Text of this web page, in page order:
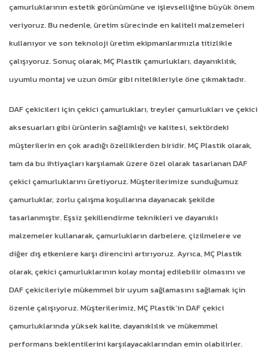
çamurluklarının estetik görünümüne ve işlevselliğine büyük önem
veriyoruz. Bu nedenle, üretim sürecinde en kaliteli malzemeleri
kullanıyor ve son teknoloji üretim ekipmanlarımızla titizlikle
çalışıyoruz. Sonuç olarak, MÇ Plastik çamurlukları, dayanıklılık,
uyumlu montaj ve uzun ömür gibi nitelikleriyle öne çıkmaktadır.
DAF çekicileri için çekici çamurlukları, treyler çamurlukları ve çekici
aksesuarları gibi ürünlerin sağlamlığı ve kalitesi, sektördeki
müşterilerin en çok aradığı özelliklerden biridir. MÇ Plastik olarak,
tam da bu ihtiyaçları karşılamak üzere özel olarak tasarlanan DAF
çekici çamurluklarını üretiyoruz. Müşterilerimize sunduğumuz
çamurluklar, zorlu çalışma koşullarına dayanacak şekilde
tasarlanmıştır. Eşsiz şekillendirme teknikleri ve dayanıklı
malzemeler kullanarak, çamurlukların darbelere, çizilmelere ve
diğer dış etkenlere karşı direncini artırıyoruz. Ayrıca, MÇ Plastik
olarak, çekici çamurluklarının kolay montaj edilebilir olmasını ve
DAF çekicileriyle mükemmel bir uyum sağlamasını sağlamak için
özenle çalışıyoruz. Müşterilerimiz, MÇ Plastik’in DAF çekici
çamurluklarında yüksek kalite, dayanıklılık ve mükemmel
performans beklentilerini karşılayacaklarından emin olabilirler.